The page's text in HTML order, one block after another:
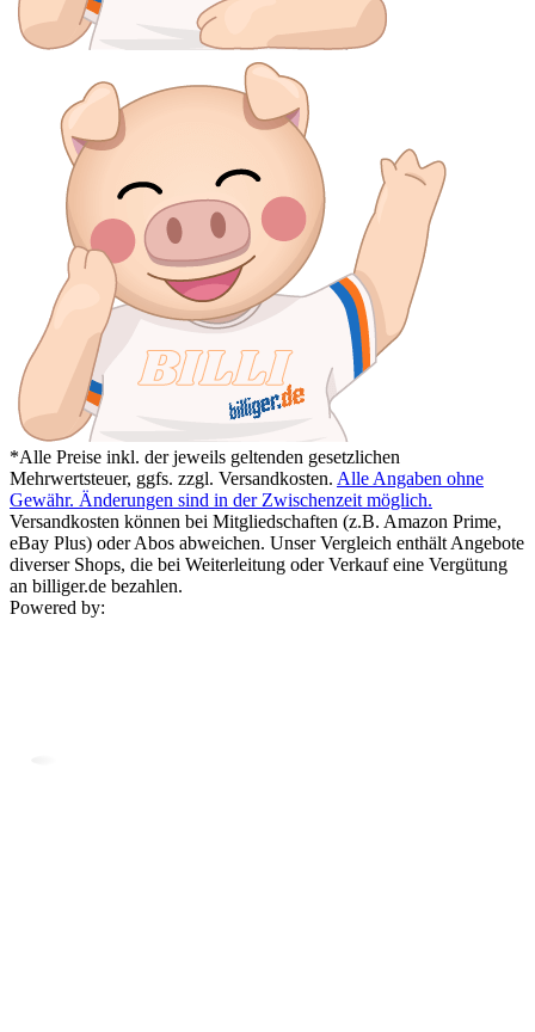
*Alle Preise inkl. der jeweils geltenden gesetzlichen
Mehrwertsteuer, ggfs. zzgl. Versandkosten. Alle Angaben ohne
Gewähr. Änderungen sind in der Zwischenzeit möglich.
Versandkosten können bei Mitgliedschaften (z.B. Amazon Prime,
eBay Plus) oder Abos abweichen. Unser Vergleich enthält Angebote
diverser Shops, die bei Weiterleitung oder Verkauf eine Vergütung
an billiger.de bezahlen.
Powered by: